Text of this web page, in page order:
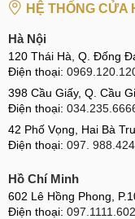
HỆ THỐNG CỬA
Hà Nội
120 Thái Hà, Q. Đống
Điện thoại:
398 Cầu Giấy, Q. Cầu
Điện thoại:
42 Phố Vọng, Hai Bà
Điện thoại: 097.
Hồ Chí Minh
602 Lê Hồng Phong,
Điện thoại: 097.1111.602